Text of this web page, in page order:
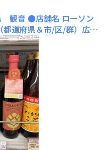
観音●店舗名 ローソン
道府県＆市/区/群）広島
るお酒 ホップ、マーガ
すすめポイント うちの
ぐ購入出来るので助かり